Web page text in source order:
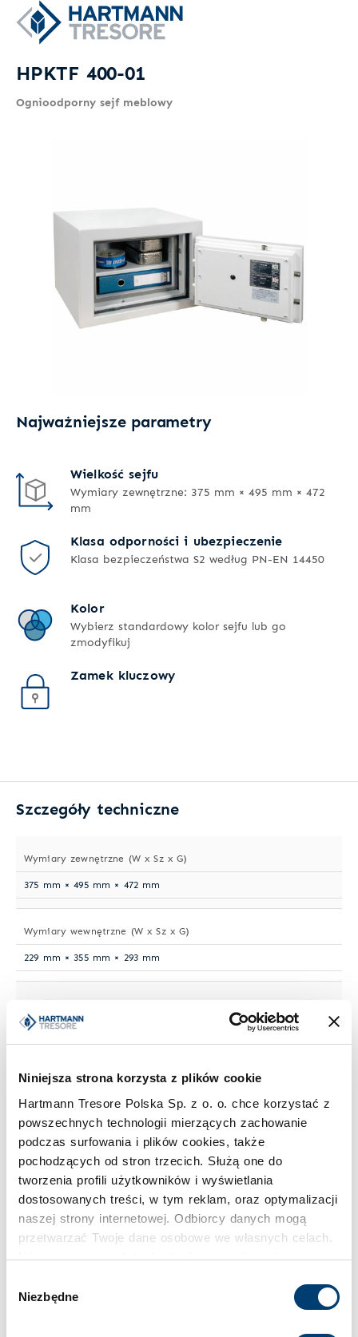
Niniejsza strona korzysta z plików cookie
Hartmann Tresore Polska Sp. z o. o. chce korzystać z
powszechnych technologii mierzących zachowanie
podczas surfowania i plików cookies, także
pochodzących od stron trzecich. Służą one do
tworzenia profili użytkowników i wyświetlania
dostosowanych treści, w tym reklam, oraz optymalizacji
naszej strony internetowej. Odbiorcy danych mogą
przetwarzać Twoje dane osobowe we własnych celach.
Używamy pewnych technologii w oparciu o równowagę
zgody
Niezbędne
HPKTF 400-01
Ognioodporny sejf meblowy
Najważniejsze parametry
Wielkość sejfu
Wymiary zewnętrzne: 375 mm × 495 mm × 472
mm
Klasa odporności i ubezpieczenie
Klasa bezpieczeństwa S2 według PN-EN 14450
Kolor
Wybierz standardowy kolor sejfu lub go
zmodyfikuj
Zamek kluczowy
Szczegóły techniczne
Wymiary zewnętrzne (W x Sz x G)
375 mm × 495 mm × 472 mm
Wymiary wewnętrzne (W x Sz x G)
229 mm × 355 mm × 293 mm
58 kg
Pojemność
23 l
Klasa bezpieczeństwa
S2
Limit wartości chronionej w domu
Limit wartości chronionej w firmie